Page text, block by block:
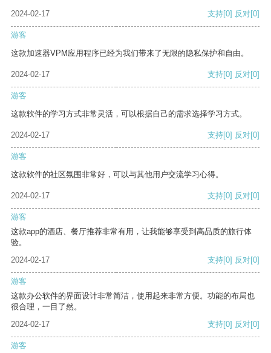
2024-02-17 支持[0] 反对[0]
游客
这款加速器VPM应用程序已经为我们带来了无限的隐私保护和自由。
2024-02-17 支持[0] 反对[0]
游客
这款软件的学习方式非常灵活，可以根据自己的需求选择学习方式。
2024-02-17 支持[0] 反对[0]
游客
这款软件的社区氛围非常好，可以与其他用户交流学习心得。
2024-02-17 支持[0] 反对[0]
游客
这款app的酒店、餐厅推荐非常有用，让我能够享受到高品质的旅行体
验。
2024-02-17
支持[0] 反对[0]
游客
这款办公软件的界面设计非常简洁，使用起来非常方便。功能的布局也
很合理，一目了然。
2024-02-17
支持[0] 反对[0]
游客